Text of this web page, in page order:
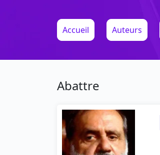
Accueil Auteurs
Abattre